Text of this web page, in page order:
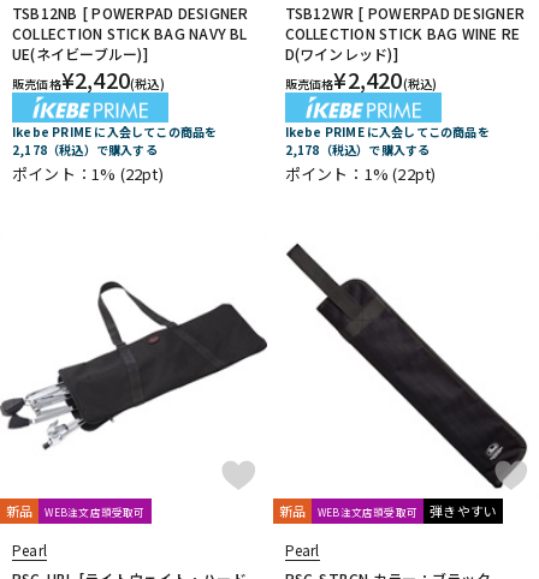
TSB12NB [ POWERPAD DESIGNER
COLLECTION STICK BAG NAVY BL
UE(ネイビーブルー)]
販売価格¥2,420(税込)
Ikebe PRIME に入会してこの商品を
2,178（税込）で購入する
ポイント：1% (22pt)
TSB12WR [ POWERPAD DESIGNER
COLLECTION STICK BAG WINE RE
D(ワインレッド)]
販売価格¥2,420(税込)
Ikebe PRIME に入会してこの商品を
2,178（税込）で購入する
ポイント：1%(22pt)
新品 WEB注文店頭受取可
Pearl
新品 WEB注文店頭受取可 弾きやすい
Pearl